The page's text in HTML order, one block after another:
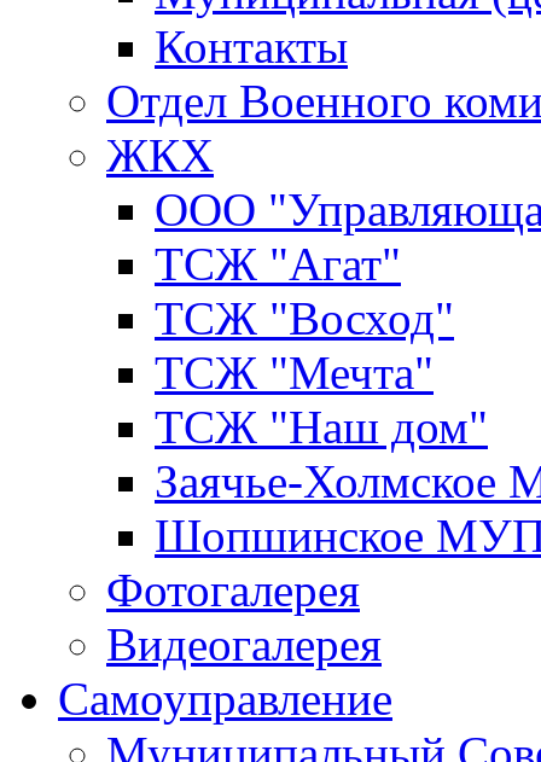
Контакты
Отдел Военного
ЖКХ
ООО
ТСЖ "Агат"
ТСЖ "Восход"
ТСЖ "Мечта"
ТСЖ "Наш дом"
Заячье-
Шопшинское
Фотогалерея
Видеогалерея
Самоуправление